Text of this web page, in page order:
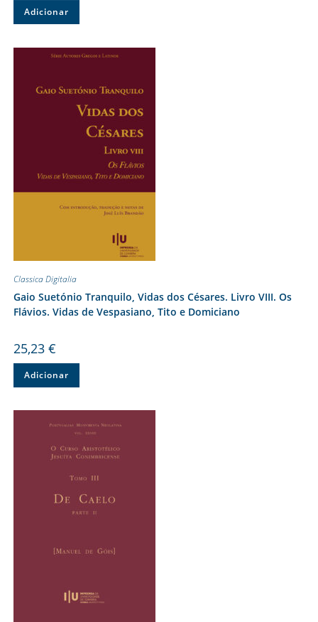
Adicionar
Classica Digitalia
Gaio Suetónio Tranquilo, Vidas dos Césares. Livro VIII. Os
Flávios. Vidas de Vespasiano, Tito e Domiciano
25,23 €
Adicionar